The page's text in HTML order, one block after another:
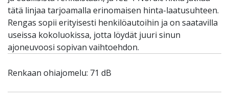
tätä linjaa tarjoamalla erinomaisen hinta-laatusuhteen.
Rengas sopii erityisesti henkilöautoihin ja on saatavilla
useissa kokoluokissa, jotta löydät juuri sinun
ajoneuvoosi sopivan vaihtoehdon.
Renkaan ohiajomelu: 71 dB